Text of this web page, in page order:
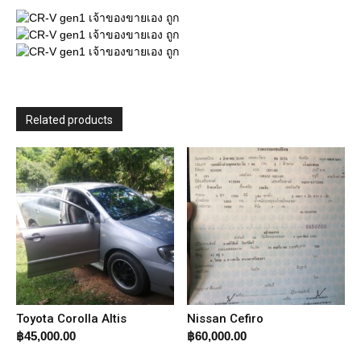
Related products
Toyota Corolla Altis
฿45,000.00
Nissan Cefiro
฿60,000.00